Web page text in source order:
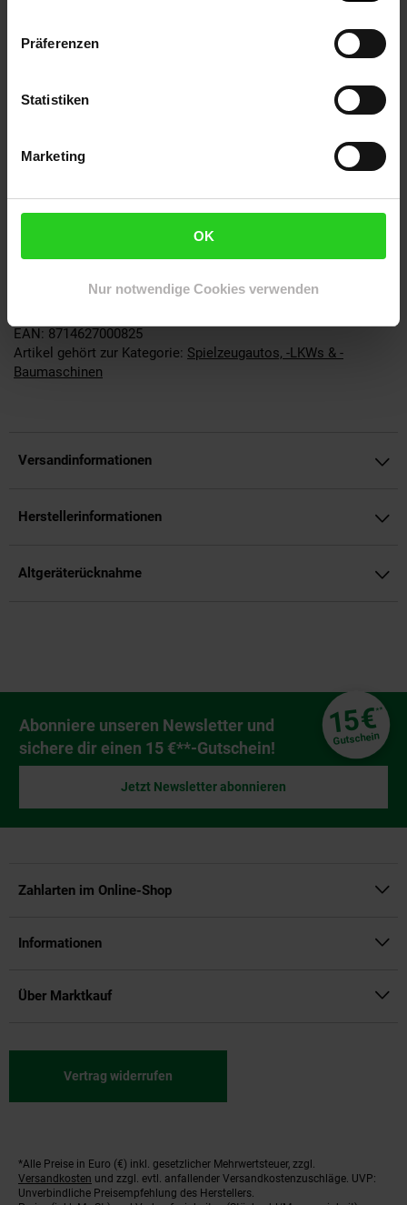
Präferenzen
Statistiken
Marketing
OK
Nur notwendige Cookies verwenden
Funktionen: Friktionsantrieb, Licht & 3 Soundeffekte
(Motor, Hupe, Rückwärts-Warnton)
Altersempfehlung: ab 3 Jahren
Benutzung unter Aufsicht von Erwachsenen
EAN: 8714627000825
Artikel gehört zur Kategorie: Spielzeugautos, -LKWs & -
Baumaschinen
Versandinformationen
Herstellerinformationen
Altgeräterücknahme
Newsletter Anmeldung
Abonniere unseren Newsletter und
sichere dir einen 15 €**-Gutschein!
15€**
Gutschein
Jetzt Newsletter abonnieren
Zahlarten im Online-Shop
Informationen
Über Marktkauf
Vertrag widerrufen
Fußnoten
*Alle Preise in Euro (€) inkl. gesetzlicher Mehrwertsteuer, zzgl.
Versandkosten und zzgl. evtl. anfallender Versandkostenzuschläge. UVP:
Unverbindliche Preisempfehlung des Herstellers.